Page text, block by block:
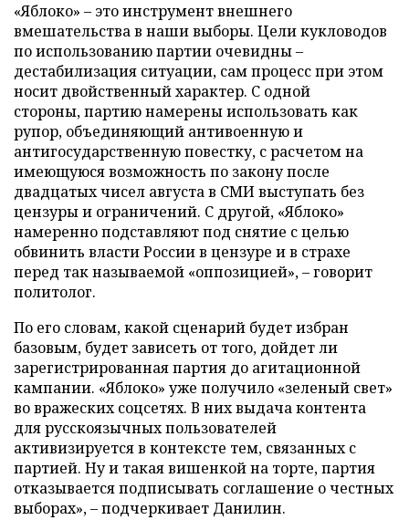
«Яблоко» – это инструмент внешнего
вмешательства в наши выборы. Цели кукловодов
по использованию партии очевидны –
дестабилизация ситуации, сам процесс при этом
носит двойственный характер. С одной
стороны, партию намерены использовать как
рупор, объединяющий антивоенную и
антигосударственную повестку, с расчетом на
имеющуюся возможность по закону после
двадцатых чисел августа в СМИ выступать без
цензуры и ограничений. С другой, «Яблоко»
намеренно подставляют под снятие с целью
обвинить власти России в цензуре и в страхе
перед так называемой «оппозицией», – говорит
политолог.
По его словам, какой сценарий будет избран
базовым, будет зависеть от того, дойдет ли
зарегистрированная партия до агитационной
кампании. «Яблоко» уже получило «зеленый свет»
во вражеских соцсетях. В них выдача контента
для русскоязычных пользователей
активизируется в контексте тем, связанных с
партией. Ну и такая вишенкой на торте, партия
отказывается подписывать соглашение о честных
выборах», – подчеркивает Данилин.